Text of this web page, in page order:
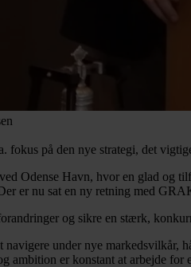
på den nye strategi, det
Odense Havn, hvor en glad og
er nu sat en ny retning med
og sikre en stærk,
under nye
ambition er konstant at arbejde